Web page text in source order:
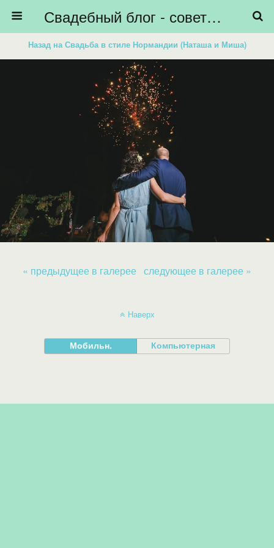
Свадебный блог - советы невестам, подготовка к свадьбе - HiBride
Назад на Свадьба в стиле Нормандии (Наташа и Миша)
« предыдущее в галерее следующее в галерее »
Наверх
Мобильн. Компьютерная